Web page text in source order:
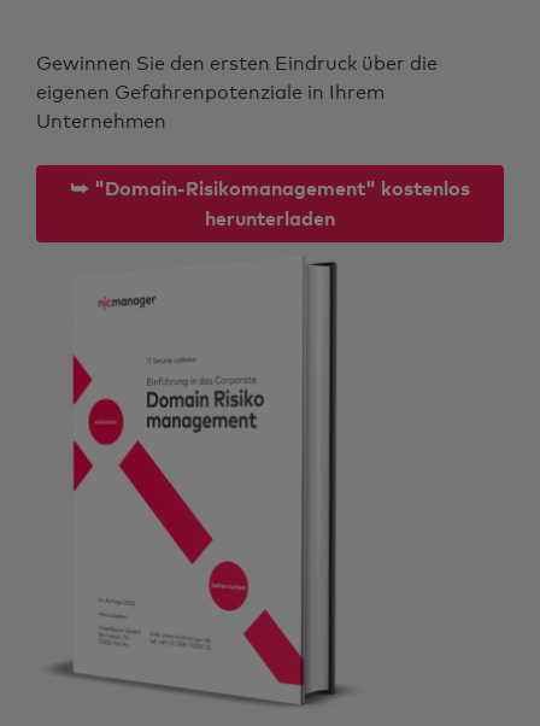
Gewinnen Sie den ersten Eindruck über die
eigenen Gefahrenpotenziale in Ihrem
Unternehmen
⮩ "Domain-Risikomanagement" kostenlos
herunterladen